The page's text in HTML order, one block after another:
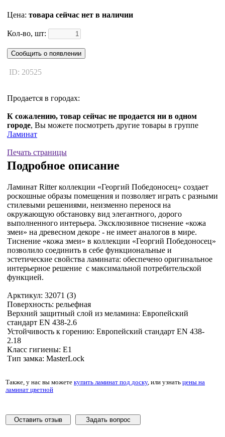
Цена: товара сейчас нет в наличии
Кол-во, шт:
Сообщить о появлении
ID: 20525
Продается в городах:
К сожалению, товар сейчас не продается ни в одном
городе, Вы можете посмотреть другие товары в группе
Ламинат
Печать страницы
Подробное описание
Ламинат Ritter коллекции «Георгий Победоносец» создает
роскошные образы помещения и позволяет играть с разными
стилевыми решениями, неизменно перенося на
окружающую обстановку вид элегантного, дорого
выполненного интерьера. Эксклюзивное тиснение «кожа
змеи» на древесном декоре - не имеет аналогов в мире.
Тиснение «кожа змеи» в коллекции «Георгий Победоносец»
позволило соединить в себе функциональные и
эстетические свойства ламината: обеспечено оригинальное
интерьерное решение с максимальной потребительской
функцией.
Арктикул: 32071 (З)
Поверхность: рельефная
Верхний защитный слой из меламина: Европейский
стандарт EN 438-2.6
Устойчивость к горению: Европейский стандарт EN 438-
2.18
Класс гигиены: Е1
Тип замка: MasterLock
Также, у нас вы можете купить ламинат под доску, или узнать цены на
ламинат цветной
Оставить отзыв Задать вопрос